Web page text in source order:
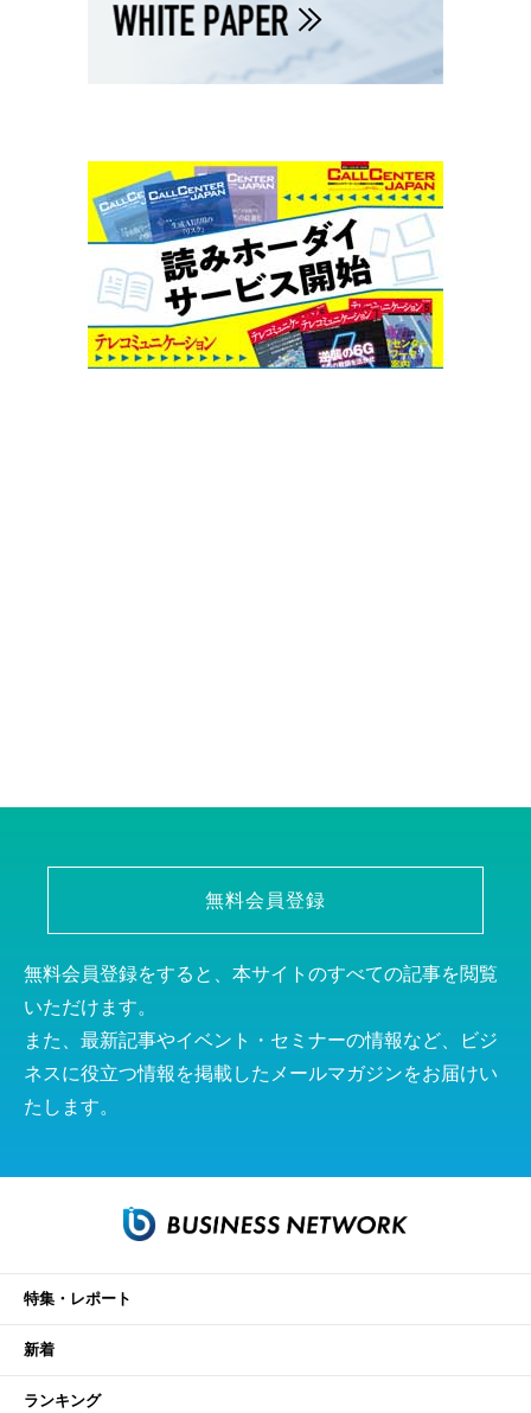
無料会員登録
無料会員登録をすると、本サイトのすべての記事を閲覧
いただけます。
また、最新記事やイベント・セミナーの情報など、ビジ
ネスに役立つ情報を掲載したメールマガジンをお届けい
たします。
特集・レポート
新着
ランキング